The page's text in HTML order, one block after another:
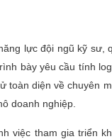
lực đội ngũ kỹ sư,
bày yêu cầu tính
toàn diện về chuyên
doanh nghiệp.
việc tham gia triển